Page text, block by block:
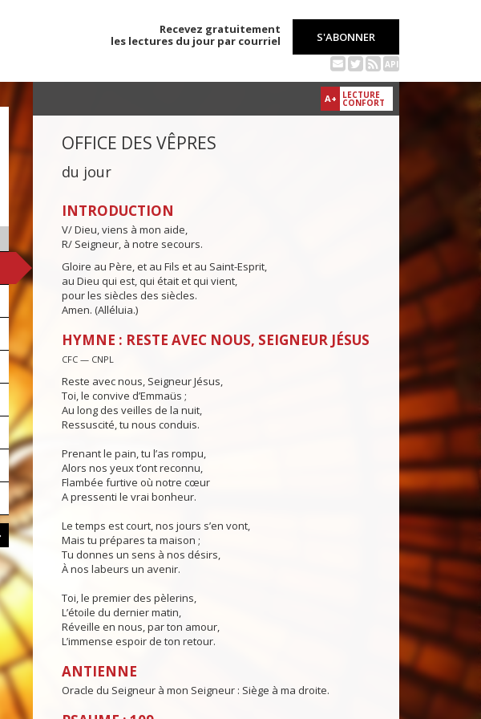
Recevez gratuitement
les lectures du jour par courriel
S'ABONNER
API
A+ LECTURE
CONFORT
OFFICE DES VÊPRES
du jour
INTRODUCTION
V/ Dieu, viens à mon aide,
R/ Seigneur, à notre secours.
Gloire au Père, et au Fils et au Saint-Esprit,
au Dieu qui est, qui était et qui vient,
pour les siècles des siècles.
Amen. (Alléluia.)
HYMNE : RESTE AVEC NOUS, SEIGNEUR JÉSUS
CFC — CNPL
Reste avec nous, Seigneur Jésus,
Toi, le convive d’Emmaüs ;
Au long des veilles de la nuit,
Ressuscité, tu nous conduis.
Prenant le pain, tu l’as rompu,
Alors nos yeux t’ont reconnu,
Flambée furtive où notre cœur
A pressenti le vrai bonheur.
Le temps est court, nos jours s’en vont,
Mais tu prépares ta maison ;
Tu donnes un sens à nos désirs,
À nos labeurs un avenir.
Toi, le premier des pèlerins,
L’étoile du dernier matin,
Réveille en nous, par ton amour,
L’immense espoir de ton retour.
ANTIENNE
Oracle du Seigneur à mon Seigneur : Siège à ma droite.